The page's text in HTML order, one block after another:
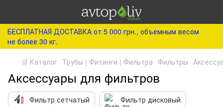
БЕСПЛАТНАЯ ДОСТАВКА от 5 000 грн., объемным весом
не более 30 кг.
🛒 Каталог Трубы | Фитинги | Фильтра Фильтры
Аксессуары для фильтров
Фильтр сетчатый
Фильтр дисковый